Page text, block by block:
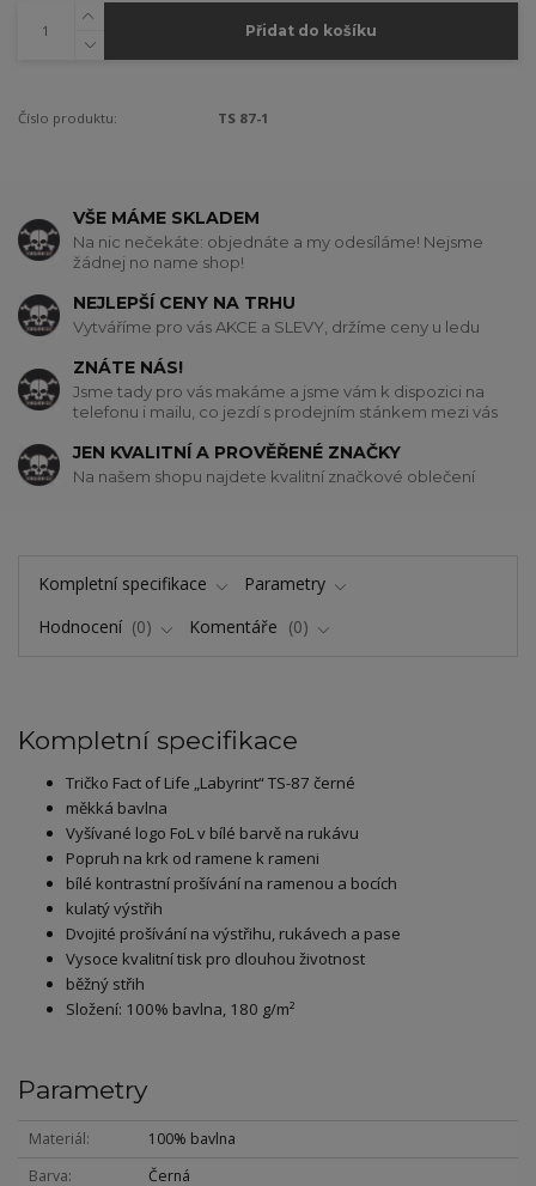
Přidat do košíku
Číslo produktu: TS 87-1
VŠE MÁME SKLADEM
Na nic nečekáte: objednáte a my odesíláme! Nejsme
žádnej no name shop!
NEJLEPŠÍ CENY NA TRHU
Vytváříme pro vás AKCE a SLEVY, držíme ceny u ledu
ZNÁTE NÁS!
Jsme tady pro vás makáme a jsme vám k dispozici na
telefonu i mailu, co jezdí s prodejním stánkem mezi vás
JEN KVALITNÍ A PROVĚŘENÉ ZNAČKY
Na našem shopu najdete kvalitní značkové oblečení
Kompletní specifikace
Parametry
Hodnocení
0 Komentáře 0
Kompletní specifikace
Tričko Fact of Life „Labyrint“ TS-87 černé
měkká bavlna
Vyšívané logo FoL v bílé barvě na rukávu
Popruh na krk od ramene k rameni
bílé kontrastní prošívání na ramenou a bocích
kulatý výstřih
Dvojité prošívání na výstřihu, rukávech a pase
Vysoce kvalitní tisk pro dlouhou životnost
běžný střih
Složení: 100% bavlna, 180 g/m²
Parametry
Materiál
100% bavlna
Barva
Černá